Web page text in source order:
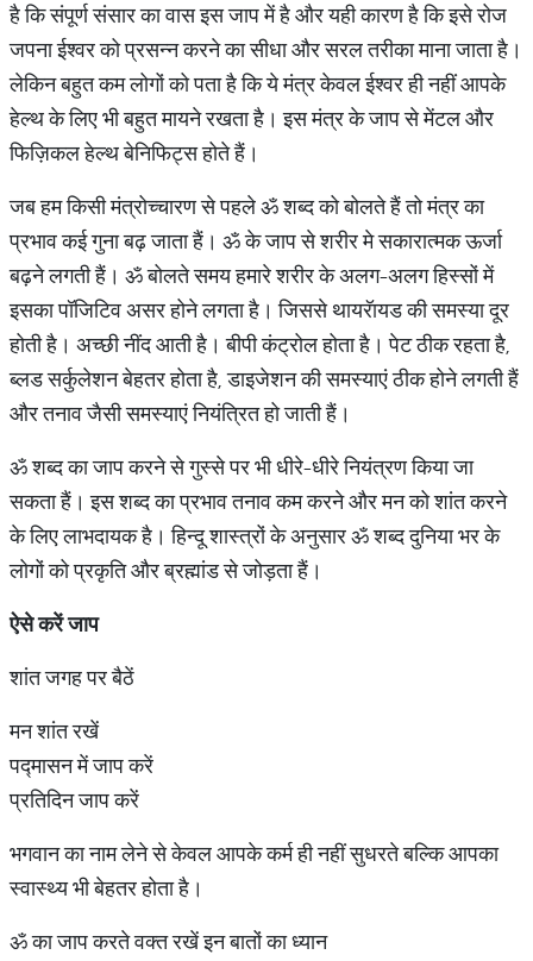
है कि संपूर्ण संसार का वास इस जाप में है और यही कारण है कि इसे रोज
जपना ईश्वर को प्रसन्न करने का सीधा और सरल तरीका माना जाता है।
लेकिन बहुत कम लोगों को पता है कि ये मंत्र केवल ईश्वर ही नहीं आपके
हेल्थ के लिए भी बहुत मायने रखता है। इस मंत्र के जाप से मेंटल और
फिज़िकल हेल्थ बेनिफिट्स होते हैं।
जब हम किसी मंत्रोच्चारण से पहले ॐ शब्द को बोलते हैं तो मंत्र का
प्रभाव कई गुना बढ़ जाता हैं। ॐ के जाप से शरीर मे सकारात्मक ऊर्जा
बढ़ने लगती हैं। ॐ बोलते समय हमारे शरीर के अलग-अलग हिस्सों में
इसका पॉजिटिव असर होने लगता है। जिससे थायरॅायड की समस्या दूर
होती है। अच्छी नींद आती है। बीपी कंट्रोल होता है। पेट ठीक रहता है,
ब्लड सर्कुलेशन बेहतर होता है, डाइजेशन की समस्याएं ठीक होने लगती हैं
और तनाव जैसी समस्याएं नियंत्रित हो जाती हैं।
ॐ शब्द का जाप करने से गुस्से पर भी धीरे-धीरे नियंत्रण किया जा
सकता हैं। इस शब्द का प्रभाव तनाव कम करने और मन को शांत करने
के लिए लाभदायक है। हिन्दू शास्त्रों के अनुसार ॐ शब्द दुनिया भर के
लोगों को प्रकृति और ब्रह्मांड से जोड़ता हैं।
ऐसे करें जाप
शांत जगह पर बैठें
मन शांत रखें
पद्मासन में जाप करें
प्रतिदिन जाप करें
भगवान का नाम लेने से केवल आपके कर्म ही नहीं सुधरते बल्‍क‍ि आपका
स्‍वास्‍थ्‍य भी बेहतर होता है।
ॐ का जाप करते वक्त रखें इन बातों का ध्यान